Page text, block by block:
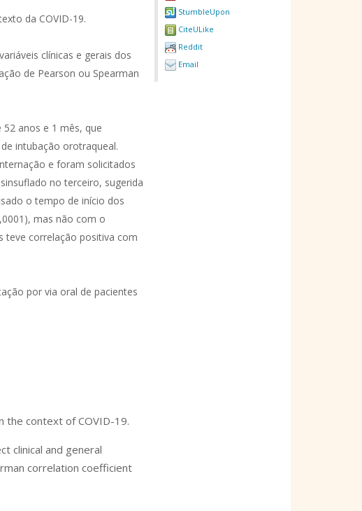
da COVID-19.
clínicas e gerais dos
de Pearson ou Spearman
anos e 1 mês, que
intubação orotraqueal.
e foram solicitados
no terceiro, sugerida
o tempo de início dos
mas não com o
teve correlação positiva com
por via oral de pacientes
the context of COVID-19.
clinical and general
correlation coefficient
StumbleUpon
CiteULike
Reddit
Email